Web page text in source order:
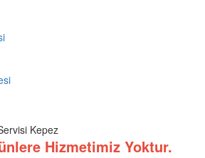
Kepez
Hizmetimiz Yoktur.